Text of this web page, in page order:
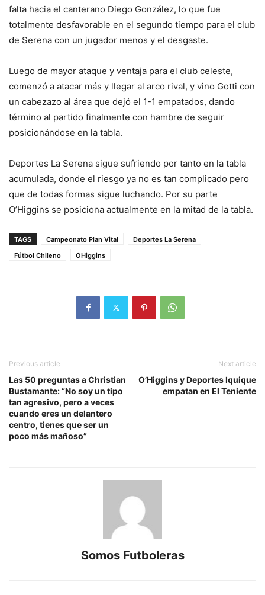
falta hacia el canterano Diego González, lo que fue
totalmente desfavorable en el segundo tiempo para el club
de Serena con un jugador menos y el desgaste.
Luego de mayor ataque y ventaja para el club celeste,
comenzó a atacar más y llegar al arco rival, y vino Gotti con
un cabezazo al área que dejó el 1-1 empatados, dando
término al partido finalmente con hambre de seguir
posicionándose en la tabla.
Deportes La Serena sigue sufriendo por tanto en la tabla
acumulada, donde el riesgo ya no es tan complicado pero
que de todas formas sigue luchando. Por su parte
O’Higgins se posiciona actualmente en la mitad de la tabla.
TAGS Campeonato Plan Vital
Deportes La Serena
Fútbol Chileno
OHiggins
Previous article
Las 50 preguntas a Christian
Bustamante: “No soy un tipo
tan agresivo, pero a veces
cuando eres un delantero
centro, tienes que ser un
poco más mañoso”
Next article
O’Higgins y Deportes Iquique
empatan en El Teniente
Somos Futboleras